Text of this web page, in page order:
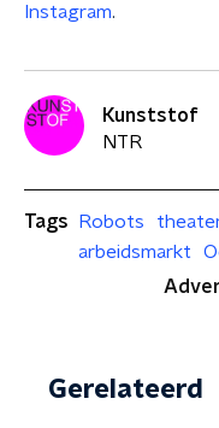
Instagram.
Kunststof
NTR
Tags Robots
arbeidsmarkt
Gerelateerd